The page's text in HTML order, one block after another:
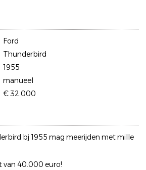
Ford
Thunderbird
1955
manueel
€ 32.000
bj 1955 mag meerijden met mille
van 40.000 euro!